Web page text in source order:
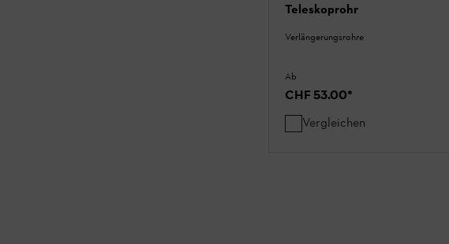
Teleskoprohr
Verlängerungsrohre
Ab
CHF 53.00*
Vergleichen